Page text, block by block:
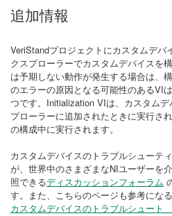
追加情報
VeriStandプロジェクトにカスタムデバ
クスプローラーでカスタムデバイスを
は予期しない動作が発生する場合は、
のエラーの原因となる可能性のあるVI
つです。Initialization VIは、カスタム
プローラーに追加されたときに実行さ
の構成中に実行されます。
カスタムデバイスのトラブルシューテ
が、世界中のさまざまなNIユーザーを
照できるディスカッションフォーラム
す。また、こちらのページも参考にな
カスタムデバイスのトラブルシュート